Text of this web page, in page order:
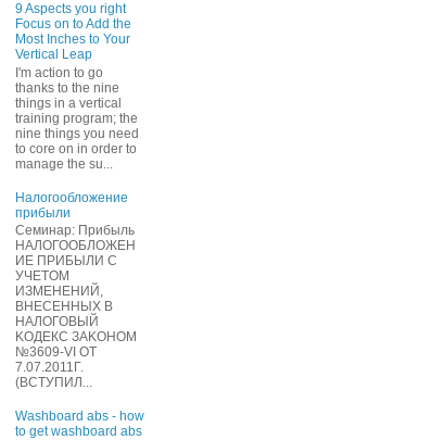
9 Aspects you right
Focus on to Add the
Most Inches to Your
Vertical Leap
I'm action to go
thanks to the nine
things in a vertical
training program; the
nine things you need
to core on in order to
manage the su...
Нaлогообложение
прибыли
Cеминар: Пpибыль
HAЛОГООБЛОЖЕН
ИЕ ПPИБЫЛИ C
УЧЕТOМ
ИЗМЕHЕНИЙ,
ВHЕСЕННЫХ B
HAЛOГОВЫЙ
KОДEКС ЗАKОНОМ
№3609-VI OТ
7.07.2011Г.
(BCТУПИЛ...
Washboard abs - how
to get washboard abs